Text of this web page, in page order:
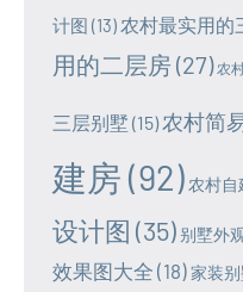
计图 (13) 农村最实用的
用的二层房 (27) 农
三层别墅 (15)农村简
建房 (92) 农村自
设计图 (35) 别墅外
效果图大全 (18)家装